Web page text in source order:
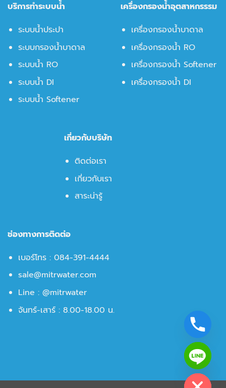
บริการทำระบบน้ำ
ระบบน้ำประปา
ระบบกรองน้ำบาดาล
ระบบน้ำ RO
ระบบน้ำ DI
ระบบน้ำ Softener
เครื่องกรองน้ำอุตสาหกรรรม
เครื่องกรองน้ำบาดาล
เครื่องกรองน้ำ RO
เครื่องกรองน้ำ Softener
เครื่องกรองน้ำ DI
เกี่ยวกับบริษัท
ติดต่อเรา
เกี่ยวกับเรา
สาระน่ารู้
ช่องทางการติดต่อ
เบอร์โทร : 084-391-4444
sale@mitrwater.com
Line : @mitrwater
จันทร์-เสาร์ : 8.00-18.00 น.
HIDE
CHATY